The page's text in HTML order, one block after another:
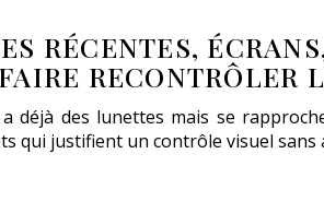
RÉCENTES,
RECONTRÔLER
déjà des lunettes mais se
qui justifient un contrôle visuel sans